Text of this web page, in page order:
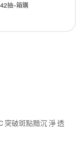
抽-箱購
突破斑點黯沉 淨 透